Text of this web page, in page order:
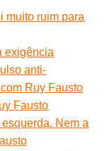
muito ruim para
exigência
anti-
Ruy Fausto
Fausto
Nem a